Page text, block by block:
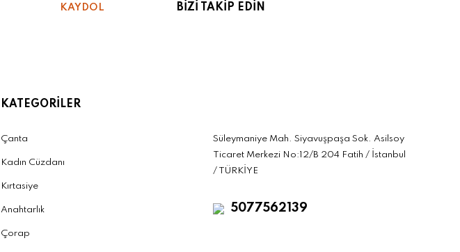
KAYDOL BİZİ TAKİP EDİN
KATEGORİLER
Çanta
Kadın Cüzdanı
Kırtasiye
Anahtarlık
Çorap
Süleymaniye Mah. Siyavuşpaşa Sok. Asilsoy
Ticaret Merkezi No:12/B 204 Fatih / İstanbul
/ TÜRKİYE
5077562139